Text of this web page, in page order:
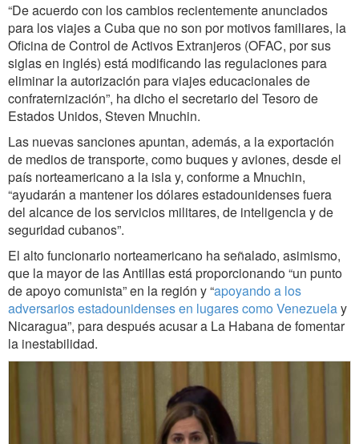
“De acuerdo con los cambios recientemente anunciados
para los viajes a Cuba que no son por motivos familiares, la
Oficina de Control de Activos Extranjeros (OFAC, por sus
siglas en inglés) está modificando las regulaciones para
eliminar la autorización para viajes educacionales de
confraternización”, ha dicho el secretario del Tesoro de
Estados Unidos, Steven Mnuchin.
Las nuevas sanciones apuntan, además, a la exportación
de medios de transporte, como buques y aviones, desde el
país norteamericano a la isla y, conforme a Mnuchin,
“ayudarán a mantener los dólares estadounidenses fuera
del alcance de los servicios militares, de inteligencia y de
seguridad cubanos”.
El alto funcionario norteamericano ha señalado, asimismo,
que la mayor de las Antillas está proporcionando “un punto
de apoyo comunista” en la región y “apoyando a los
adversarios estadounidenses en lugares como Venezuelay
Nicaragua”, para después acusar a La Habana de fomentar
la inestabilidad.